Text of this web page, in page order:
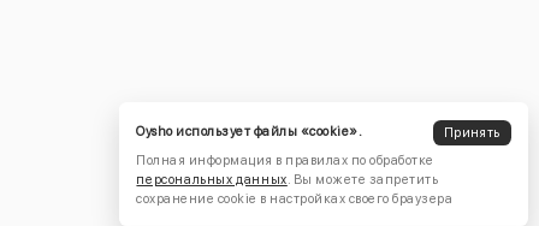
Oysho использует файлы «cookie».
Принять
Полная информация в правилах по обработке
персональных данных. Вы можете запретить
сохранение cookie в настройках своего браузера